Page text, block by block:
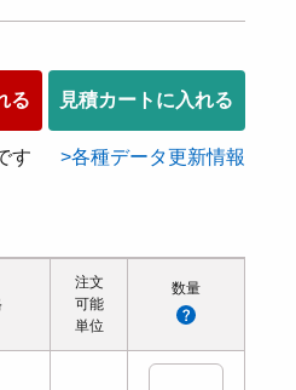
る 見積カートに入れる
す 各種データ更新情報
種類 配管ねじの呼び 適応シリンダ径
注文
可能
単位
数量